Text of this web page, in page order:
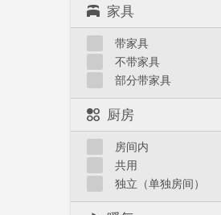
家具
带家具
不带家具
部分带家具
厨房
房间内
共用
独立（单独房间）